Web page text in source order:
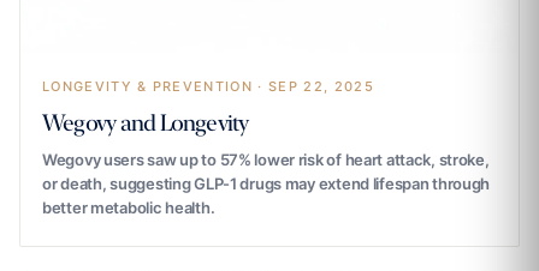
LONGEVITY & PREVENTION · SEP 22, 2025
Wegovy and Longevity
Wegovy users saw up to 57% lower risk of heart attack, stroke,
or death, suggesting GLP-1 drugs may extend lifespan through
better metabolic health.